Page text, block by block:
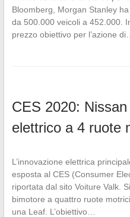
Bloomberg, Morgan Stanley
da 500.000 veicoli a 452.000.
prezzo obiettivo per l’azione di…
CES 2020:
elettrico a 4 ruote
L’innovazione elettrica
esposta al CES (Consumer
riportata dal sito Voiture Valk.
bimotore a quattro ruote
una Leaf. L’obiettivo…